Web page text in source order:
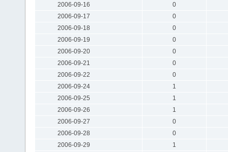
2006-09-16
0
2006-09-17
0
2006-09-18
0
2006-09-19
0
2006-09-20
0
2006-09-21
0
2006-09-22
0
2006-09-24
1
2006-09-25
1
2006-09-26
1
2006-09-27
0
2006-09-28
0
2006-09-29
1